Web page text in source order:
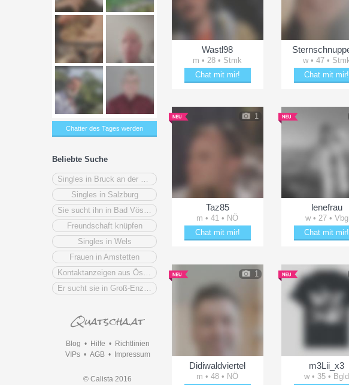
Chatter des Tages werden
Beliebte Suche
Singles in Salzburg
Freundschaft knüpfen
Singles in Wels
Frauen in Amstetten
Blog • Hilfe • Richtlinien
VIPs• AGB• Impressum
© Calista 2016
Wastl98
m • 28 • Stmk
Chat mit mir!
w • 47 •
Chat mit mir!
1
Taz85
m • 41 • NÖ
Chat mit mir!
lenefrau
w • 27 • Vbg
Chat mit mir!
1
Didiwaldviertel
m • 48 • NÖ
m3Lii_x3
w • 35 • Bgld